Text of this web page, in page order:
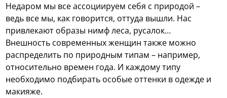
Недаром мы все ассоциируем себя с природой –
ведь все мы, как говорится, оттуда вышли. Нас
привлекают образы нимф леса, русалок…
Внешность современных женщин также можно
распределить по природным типам – например,
относительно времен года. И каждому типу
необходимо подбирать особые оттенки в одежде и
макияже.